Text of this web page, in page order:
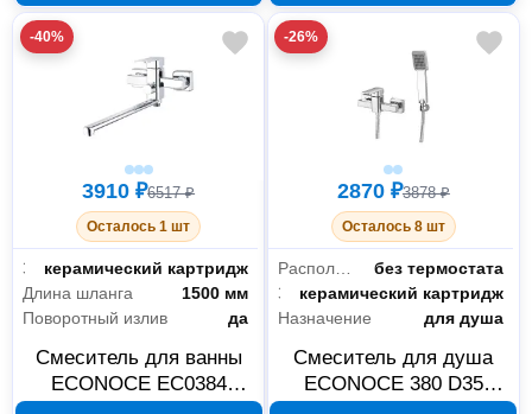
-40%
3910 ₽6517 ₽
Осталось 1 шт
Запорный клапанкерамический картридж
Длина шланга
1500 мм
Поворотный излив
да
Смеситель для ванны
ECONOCE EC0384
-26%
2870 ₽3878 ₽
Осталось 8 шт
Расположение термостата
без термостата
Запорный клапанкерамический картридж
Назначение
для душа
Смеситель для душа
ECONOCE 380 D35